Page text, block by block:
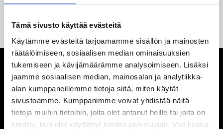
Tämä sivusto käyttää evästeitä
Käytämme evästeitä tarjoamamme sisällön ja mainosten
räätälöimiseen, sosiaalisen median ominaisuuksien
tukemiseen ja kävijämäärämme analysoimiseen. Lisäksi
jaamme sosiaalisen median, mainosalan ja analytiikka-
alan kumppaneillemme tietoja siitä, miten käytät
sivustoamme. Kumppanimme voivat yhdistää näitä
tietoja muihin tietoihin, joita olet antanut heille tai joita on
kerätty, kun olet käyttänyt heidän palvelujaan. Voit koska
Jaatinen ja Liljamo jatkosopimuksiin – JYPin ja KeuPa HT:n